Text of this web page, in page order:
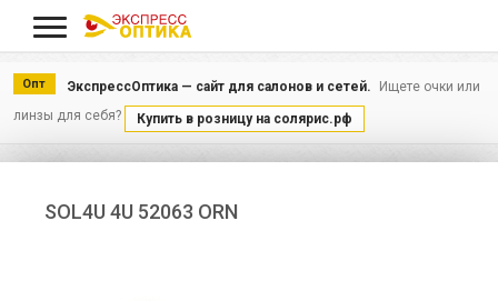
Опт ЭкспрессОптика — сайт для салонов и сетей.
Ищете очки или
линзы для себя?
Купить в розницу на солярис.рф
SOL4U 4U 52063 ORN